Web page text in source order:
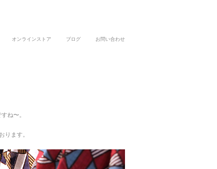
オンラインストア ブログ お問い合わせ
ね〜。
ります。